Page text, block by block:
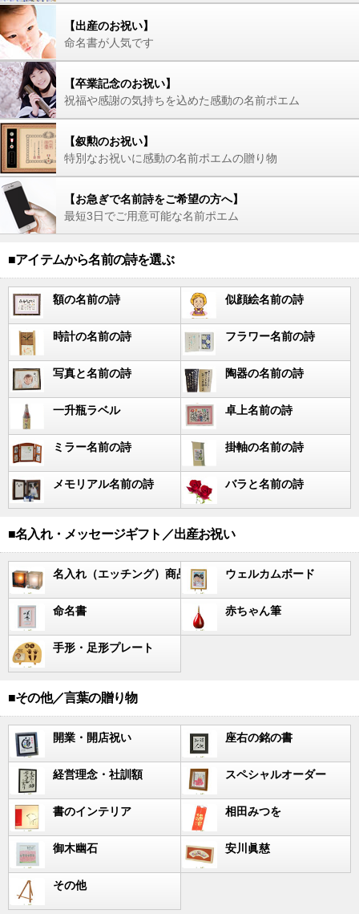
【出産のお祝い】
命名書が人気です
【卒業記念のお祝い】
祝福や感謝の気持ちを込めた感動の名前ポエム
【叙勲のお祝い】
特別なお祝いに感動の名前ポエムの贈り物
【お急ぎで名前詩をご希望の方へ】
最短3日でご用意可能な名前ポエム
■アイテムから名前の詩を選ぶ
額の名前の詩 似顔絵名前の詩
時計の名前の詩 フラワー名前の詩
写真と名前の詩 陶器の名前の詩
一升瓶ラベル 卓上名前の詩
ミラー名前の詩 掛軸の名前の詩
メモリアル名前の詩 バラと名前の詩
■名入れ・メッセージギフト／出産お祝い
名入れ（エッチング）商品 ウェルカムボード
命名書 赤ちゃん筆
手形・足形プレート
■その他／言葉の贈り物
開業・開店祝い 座右の銘の書
経営理念・社訓額 スペシャルオーダー
書のインテリア 相田みつを
御木幽石 安川眞慈
その他